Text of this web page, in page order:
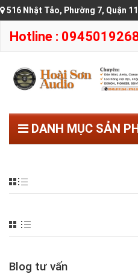
516 Nhật Tảo, Phường 7, Quận
Hotline :
DANH MỤC SẢN
Blog tư vấn